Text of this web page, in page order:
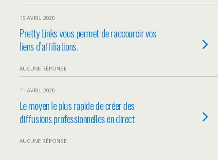
15 AVRIL 2020
Pretty Links vous permet de raccourcir vos
liens d’affiliations.
AUCUNE RÉPONSE
11 AVRIL 2020
Le moyen le plus rapide de créer des
diffusions professionnelles en direct
AUCUNE RÉPONSE